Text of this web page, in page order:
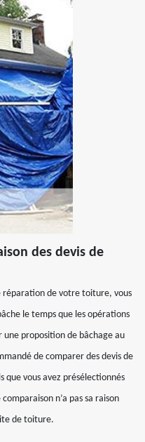
des devis de
réparation de votre toiture, vous
le temps que les opérations
proposition de bâchage au
de comparer des devis de
que vous avez présélectionnés
n’a pas sa raison
de toiture.